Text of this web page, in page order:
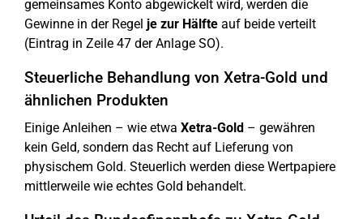
gemeinsames Konto abgewickelt wird, werden die
Gewinne in der Regel je zur Hälfte auf beide verteilt
(Eintrag in Zeile 47 der Anlage SO).
Steuerliche Behandlung von Xetra-Gold und
ähnlichen Produkten
Einige Anleihen – wie etwa Xetra-Gold – gewähren
kein Geld, sondern das Recht auf Lieferung von
physischem Gold. Steuerlich werden diese Wertpapiere
mittlerweile wie echtes Gold behandelt.